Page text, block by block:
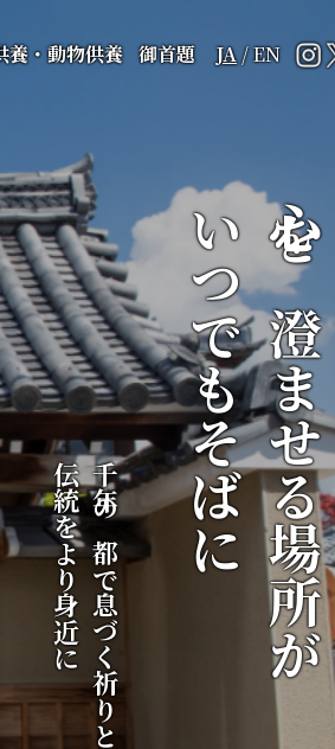
養・動物供養 御首題 JA/EN
心を澄ませる場所が
いつでもそばに
千年の都で息づく祈りと
伝統をより身近に